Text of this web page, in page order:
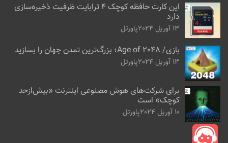
این کارت حافظه کوچک ۴ ترابایت ظرفیت ذخیره‌سازی
دارد
13 آوریل 2024 پاورتل
بازی/ Age of 2048؛ بزرگ‌ترین تمدن جهان را بسازید
13 آوریل 2024 پاورتل
برای شرکت‌های هوش مصنوعی اینترنت «بیش‌از‌حد
کوچک» است
10 آوریل 2024 پاورتل